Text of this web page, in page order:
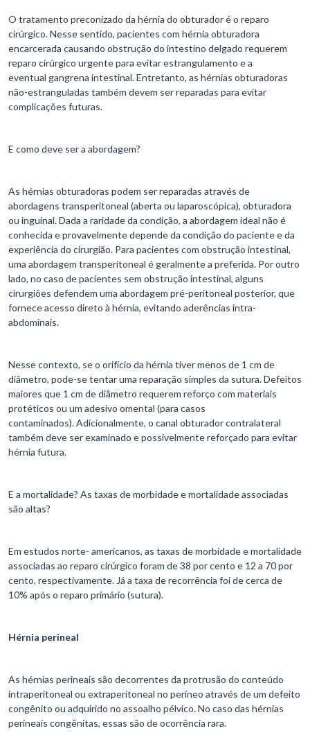
O tratamento preconizado da hérnia do obturador é o reparo
cirúrgico. Nesse sentido, pacientes com hérnia obturadora
encarcerada causando obstrução do intestino delgado requerem
reparo cirúrgico urgente para evitar estrangulamento e a
eventual gangrena intestinal. Entretanto, as hérnias obturadoras
não-estranguladas também devem ser reparadas para evitar
complicações futuras.
E como deve ser a abordagem?
As hérnias obturadoras podem ser reparadas através de
abordagens transperitoneal (aberta ou laparoscópica), obturadora
ou inguinal. Dada a raridade da condição, a abordagem ideal não é
conhecida e provavelmente depende da condição do paciente e da
experiência do cirurgião. Para pacientes com obstrução intestinal,
uma abordagem transperitoneal é geralmente a preferida. Por outro
lado, no caso de pacientes sem obstrução intestinal, alguns
cirurgiões defendem uma abordagem pré-peritoneal posterior, que
fornece acesso direto à hérnia, evitando aderências intra-
abdominais.
Nesse contexto, se o orifício da hérnia tiver menos de 1 cm de
diâmetro, pode-se tentar uma reparação simples da sutura. Defeitos
maiores que 1 cm de diâmetro requerem reforço com materiais
protéticos ou um adesivo omental (para casos
contaminados). Adicionalmente, o canal obturador contralateral
também deve ser examinado e possivelmente reforçado para evitar
hérnia futura.
E a mortalidade? As taxas de morbidade e mortalidade associadas
são altas?
Em estudos norte- americanos, as taxas de morbidade e mortalidade
associadas ao reparo cirúrgico foram de 38 por cento e 12 a 70 por
cento, respectivamente. Já a taxa de recorrência foi de cerca de
10% após o reparo primário (sutura).
Hérnia perineal
As hérnias perineais são decorrentes da protrusão do conteúdo
intraperitoneal ou extraperitoneal no períneo através de um defeito
congênito ou adquirido no assoalho pélvico. No caso das hérnias
perineais congênitas, essas são de ocorrência rara.